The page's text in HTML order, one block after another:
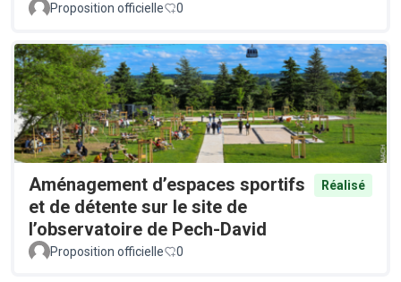
Proposition officielle 0
Aménagement d’espaces sportifs
et de détente sur le site de
l’observatoire de Pech-David
Réalisé
Proposition officielle 0